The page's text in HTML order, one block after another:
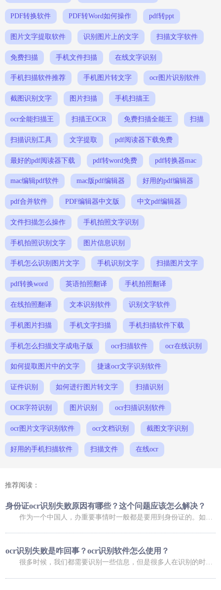
PDF转换软件 PDF转Word如何操作 pdf转ppt
图片文字提取软件 识别图片上的文字 扫描文字软件
免费扫描 手机文件扫描 在线文字识别
手机扫描软件推荐 手机图片转文字 ocr图片识别软件
截图识别文字 图片扫描 手机扫描王
ocr全能扫描王 扫描王OCR 免费扫描全能王 扫描
扫描识别工具 文字提取 pdf阅读器下载免费
最好的pdf阅读器下载 pdf转word免费 pdf转换器mac
mac编辑pdf软件 mac版pdf编辑器 好用的pdf编辑器
pdf合并软件 PDF编辑器中文版 中文pdf编辑器
文件扫描怎么操作 手机拍照文字识别
手机拍照识别文字 图片信息识别
手机怎么识别图片文字 手机识别文字 扫描图片文字
pdf转换word 英语拍照翻译 手机拍照翻译
在线拍照翻译 文本识别软件 识别文字软件
手机图片扫描 手机文字扫描 手机扫描软件下载
手机怎么扫描文字成电子版 ocr扫描软件 ocr在线识别
如何提取图片中的文字 捷速ocr文字识别软件
证件识别 如何进行图片转文字 扫描识别
OCR字符识别 图片识别 ocr扫描识别软件
ocr图片文字识别软件 ocr文档识别 截图文字识别
好用的手机扫描软件 扫描文件 在线ocr
推荐阅读：
身份证ocr识别失败原因有哪些？这个问题应该怎么解决？
ocr识别失败是咋回事？ocr识别软件怎么使用？
很多时候，我们都需要识别一些信息，但是很多人在识别的时候，发现信息识别失败了，这是咋回事呢，下面小编就给大家介绍一下ocr识别失败是咋回事？ocr识别软件怎么使用？大家可以了解一下。 ocr识别失败是咋回事 1、你的手机倾斜角度过大，造成图像变形严重，在矫正图像变形过程中，会降低图像质量，造成识别率低；